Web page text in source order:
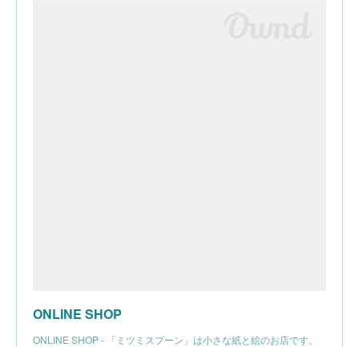
ONLINE SHOP
ONLINE SHOP - 「ミツミスプーン」は小さな紙と絵のお店です。